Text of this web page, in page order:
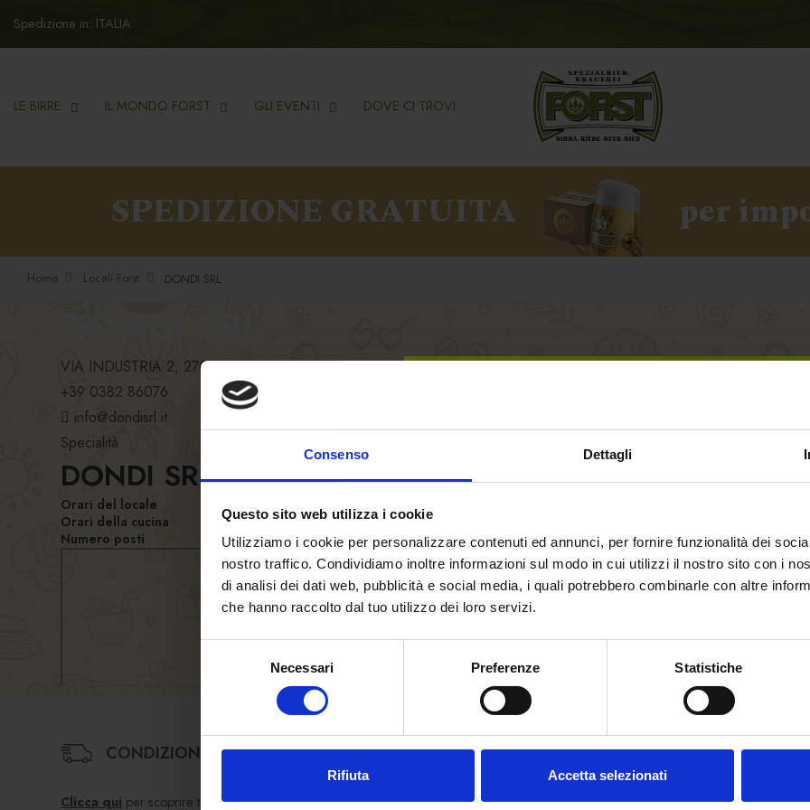
Benvenuto su forst.it Hai
compiuto 18 anni?
Consenso Dettagli
Questo sito web utilizza i cookie
Utilizziamo i cookie per personalizzare contenuti ed annunci, per fornire funzionalità dei
nostro traffico. Condividiamo inoltre informazioni sul modo in cui utilizzi il nostro sito con i
di analisi dei dati web, pubblicità e social media, i quali potrebbero combinarle con altre
che hanno raccolto dal tuo utilizzo dei loro servizi.
Necessari Preferenze Statistiche
Rifiuta Accetta selezionati
Spedizione in: ITALIA
LE BIRRE IL MONDO FORST GLI EVENTI DOVE CI TROVI
SPEDIZIONE GRATUITA per
Home Locali Forst DONDI SRL
VIA INDUSTRIA 2, 27020, TROMELLO, PV
+39 0382 86076
info@dondisrl.it
Specialità
DONDI SRL
Orari del locale
Orari della cucina
Numero posti
CONDIZIONI DI VENDITA
Clicca qui per scoprire termini e condizioni
HAI BISOGNO DI AIUTO?
Contattacioppure chiamaci dal lunedì al